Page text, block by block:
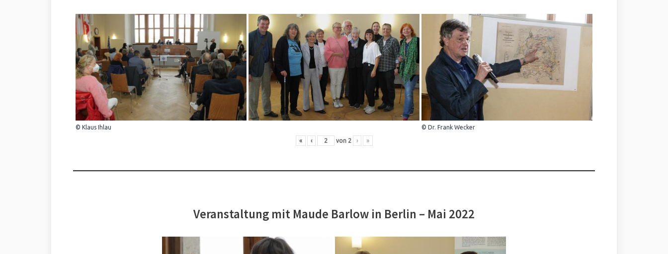
© Klaus Ihlau © Dr. Frank Wecker
« ‹ von 2 › »
Veranstaltung mit Maude Barlow in Berlin – Mai 2022